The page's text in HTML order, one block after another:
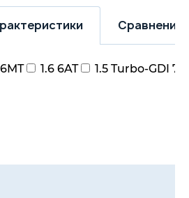
Сравнение
1.6 6AT 1.5 Turbo-GDI